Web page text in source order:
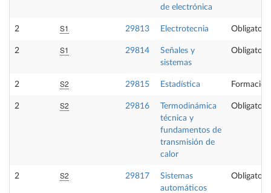
de electrónica
2 S1 29813 Electrotecnia Obligatoria
2 S1 29814
Señales y
sistemas
Obligatoria
2 S2 29815 Estadística
2 S2 29816
Termodinámica
técnica y
fundamentos de
transmisión de
calor
Obligatoria
2 S2 29817
Sistemas
automáticos
Obligatoria